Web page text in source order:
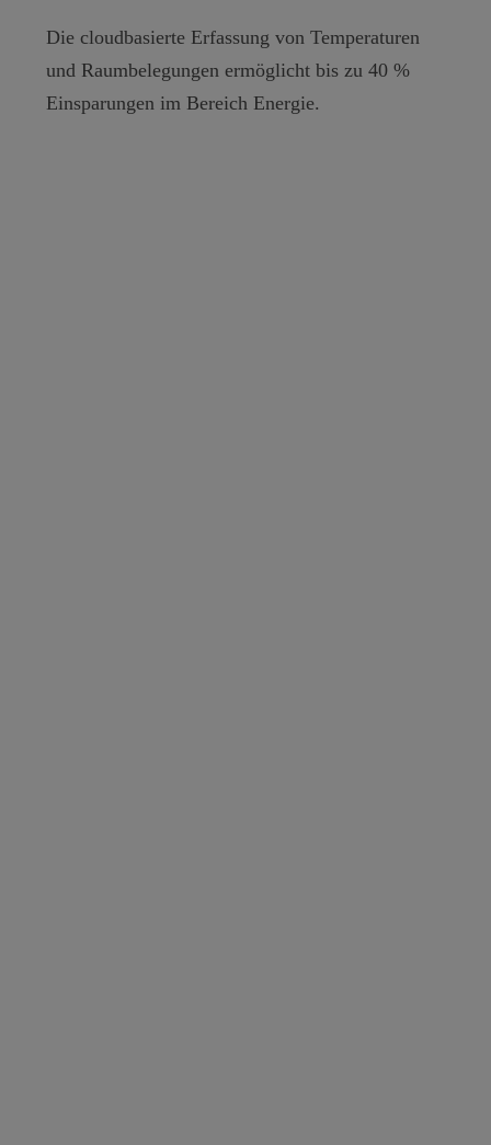
Die cloudbasierte Erfassung von Temperaturen
und Raumbelegungen ermöglicht bis zu 40 %
Einsparungen im Bereich Energie.